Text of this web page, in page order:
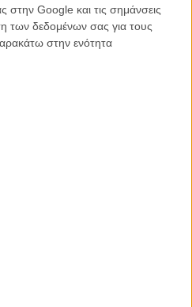
στην Google και τις σημάνσεις
των δεδομένων σας για τους
στην ενότητα
δεν έβλαψε ποτέ κανέναν όμως κι
άφθονο, αφού ποστάροντας το
πως έχει ήδη μετανιώσει που δεν
για το στόρι της ταινίας